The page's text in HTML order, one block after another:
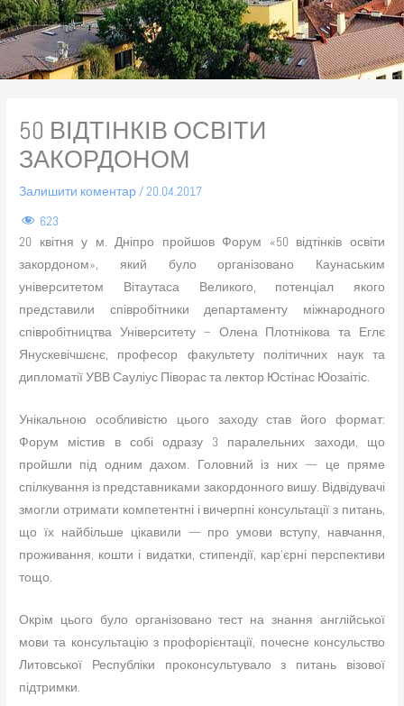
50 ВІДТІНКІВ ОСВІТИ
ЗАКОРДОНОМ
Залишити коментар/20.04.2017
623
20 квітня у м. Дніпро пройшов Форум «50 відтінків освіти
закордоном», який було організовано Каунаським
університетом Вітаутаса Великого, потенціал якого
представили співробітники департаменту міжнародного
співробітництва Університету – Олена Плотнікова та Еглє
Янускевічшєнє, професор факультету політичних наук та
дипломатії УВВ Сауліус Піворас та лектор Юстінас Юозаітіс.
Унікальною особливістю цього заходу став його формат:
Форум містив в собі одразу 3 паралельних заходи, що
пройшли під одним дахом. Головний із них — це пряме
спілкування із представниками закордонного вишу. Відвідувачі
змогли отримати компетентні і вичерпні консультації з питань,
що їх найбільше цікавили — про умови вступу, навчання,
проживання, кошти і видатки, стипендії, кар’єрні перспективи
тощо.
Окрім цього було організовано тест на знання англійської
мови та консультацію з профорієнтації, почесне консульство
Литовської Республіки проконсультувало з питань візової
підтримки.